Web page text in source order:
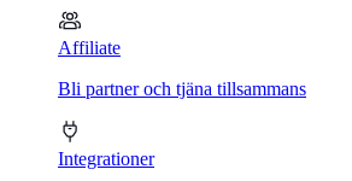
Affiliate
Bli partner och tjäna tillsammans
Integrationer